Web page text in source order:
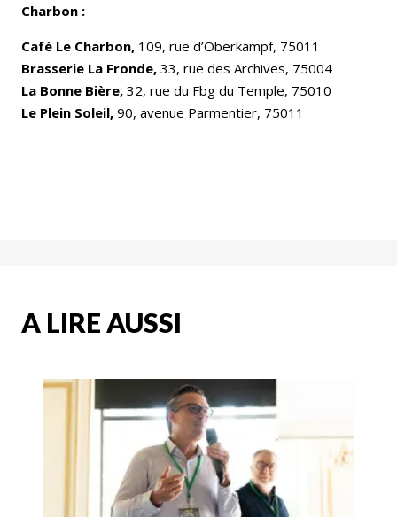
Charbon :
Café Le Charbon, 109, rue d’Oberkampf, 75011
Brasserie La Fronde, 33, rue des Archives, 75004
La Bonne Bière, 32, rue du Fbg du Temple, 75010
Le Plein Soleil, 90, avenue Parmentier, 75011
A LIRE AUSSI